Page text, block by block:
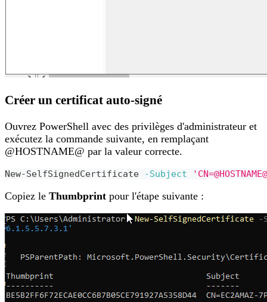
Créer un certificat auto-signé
Ouvrez PowerShell avec des privilèges d'administrateur et
exécutez la commande suivante, en remplaçant
@HOSTNAME@ par la valeur correcte.
New-SelfSignedCertificate -Subject
Copiez le Thumbprint pour l'étape suivante :